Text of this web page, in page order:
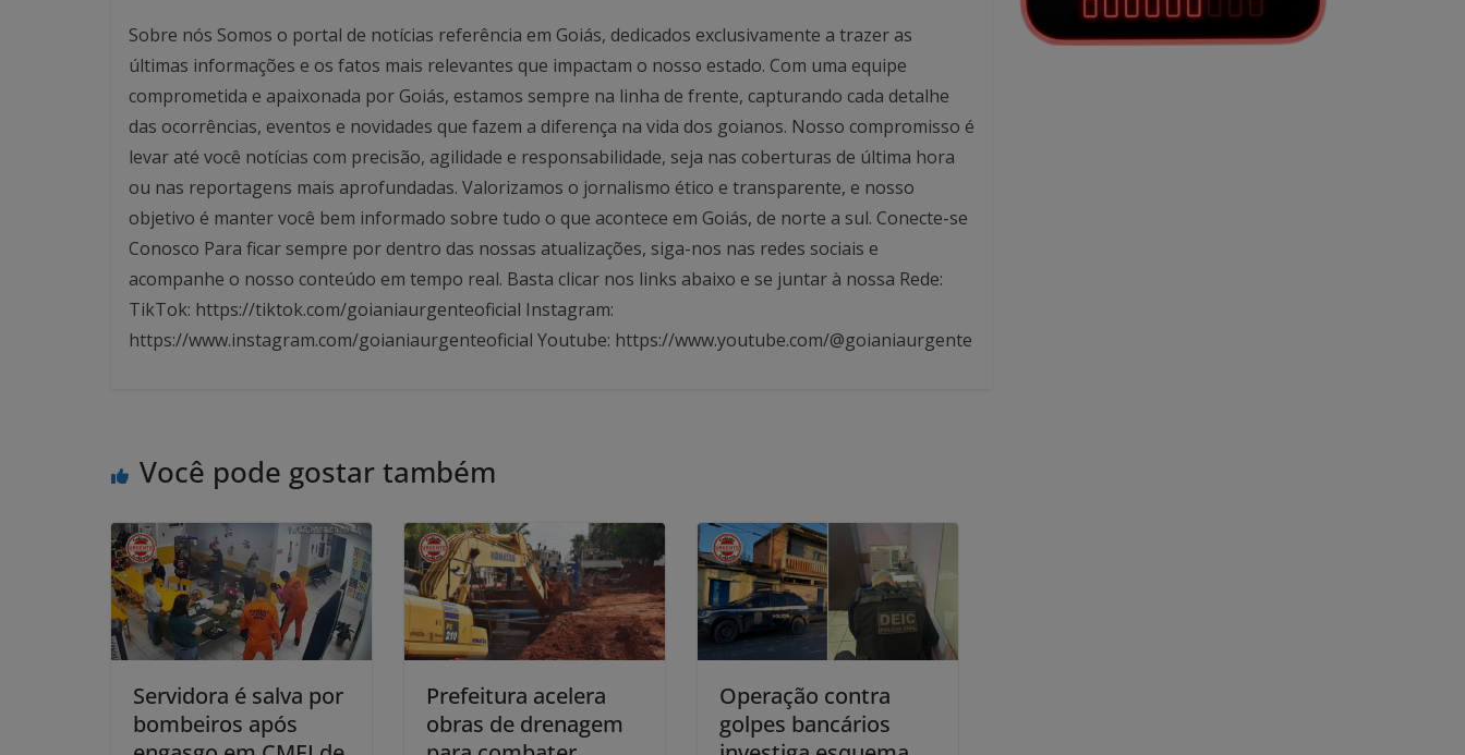
Sobre nós Somos o portal de notícias referência em Goiás, dedicados exclusivamente a trazer as
últimas informações e os fatos mais relevantes que impactam o nosso estado. Com uma equipe
comprometida e apaixonada por Goiás, estamos sempre na linha de frente, capturando cada detalhe
das ocorrências, eventos e novidades que fazem a diferença na vida dos goianos. Nosso compromisso é
levar até você notícias com precisão, agilidade e responsabilidade, seja nas coberturas de última hora
ou nas reportagens mais aprofundadas. Valorizamos o jornalismo ético e transparente, e nosso
objetivo é manter você bem informado sobre tudo o que acontece em Goiás, de norte a sul. Conecte-se
Conosco Para ficar sempre por dentro das nossas atualizações, siga-nos nas redes sociais e
acompanhe o nosso conteúdo em tempo real. Basta clicar nos links abaixo e se juntar à nossa Rede:
TikTok: https://tiktok.com/goianiaurgenteoficial Instagram:
https://www.instagram.com/goianiaurgenteoficial Youtube: https://www.youtube.com/@goianiaurgente
Você pode gostar também
Servidora é salva por
bombeiros após
Prefeitura acelera
obras de drenagem
Operação contra
golpes bancários